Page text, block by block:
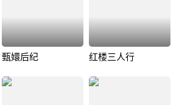
甄嬛后纪 红楼三人行